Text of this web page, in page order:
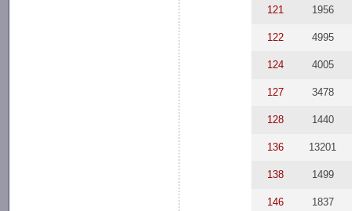
121 1956
122 4995
124 4005
127 3478
128 1440
136 13201
138 1499
146 1837